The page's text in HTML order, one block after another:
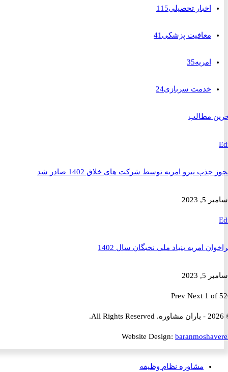
اخبار تحصیلی115
معافیت پزشکی41
امریه35
خدمت سربازی 24
مطالب
نیرو امریه توسط شرکت های خلاق 1402 صادر شد
امریه بنیاد ملی نخبگان سال 1402
PrevNext 1
Website Design:
مشاوره نظام وظیفه